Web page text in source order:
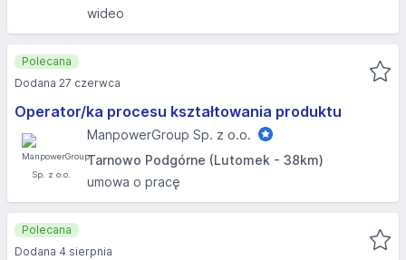
wideo
Operator/ka procesu kształtowania produktu
ManpowerGroup Sp. z o.o.
Tarnowo Podgórne (Lutomek - 38km)
umowa o pracę
Polecana
Dodana 27 czerwca
Polecana
Dodana 4 sierpnia